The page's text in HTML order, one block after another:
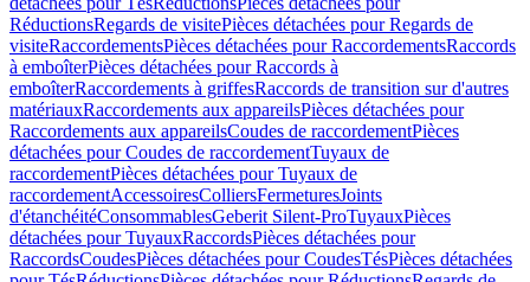
RéductionsRegards de visitePièces détachées pour Regards de
visiteRaccordementsPièces détachées pour RaccordementsRaccords
à emboîterPièces détachées pour Raccords à
emboîterRaccordements à griffesRaccords de transition sur d'autres
matériauxRaccordements aux appareilsPièces détachées pour
Raccordements aux appareilsCoudes de raccordementPièces
détachées pour Coudes de raccordementTuyaux de
raccordementPièces détachées pour Tuyaux de
raccordementAccessoiresColliersFermeturesJoints
d'étanchéitéConsommablesGeberit Silent-ProTuyauxPièces
détachées pour TuyauxRaccordsPièces détachées pour
RaccordsCoudesPièces détachées pour CoudesTésPièces détachées